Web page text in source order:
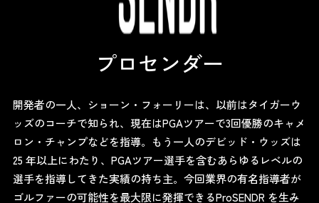
プロセンダー
開発者の一人、ショーン・フォーリーは、以前はタイガーウ
ッズのコーチで知られ、現在はPGAツアーで3回優勝のキャメ
ロン・チャンプなどを指導。もう一人のデビッド・ウッズは
25 年以上にわたり、PGAツアー選手を含むあらゆるレベルの
選手を指導してきた実績の持ち主。今回業界の有名指導者が
ゴルファーの可能性を最大限に発揮できるProSENDR を生み